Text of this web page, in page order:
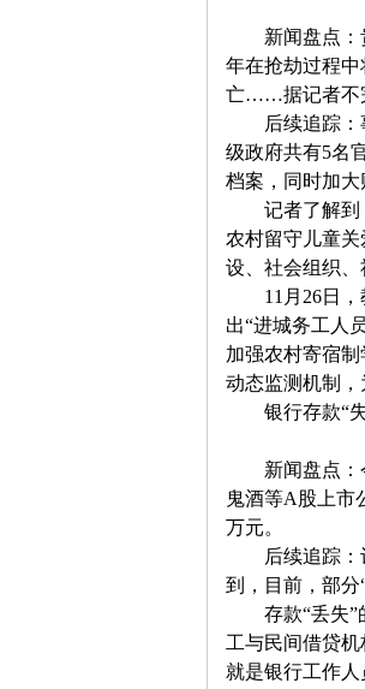
新闻盘点：
年在抢劫过程
亡……据记者不
后续追踪：事
级政府共有5名
档案，同时加大
记者了解到，
农村留守儿童
设、社会组织、
11 月 26日
出“进城务工人
加强农村寄宿
动态监测机制，
银行存款“
新闻盘点：今
鬼酒等A 股上市
万元。
后续追踪：
到，目前，部分
存款“丢失”
工与民间借贷
就是银行工作